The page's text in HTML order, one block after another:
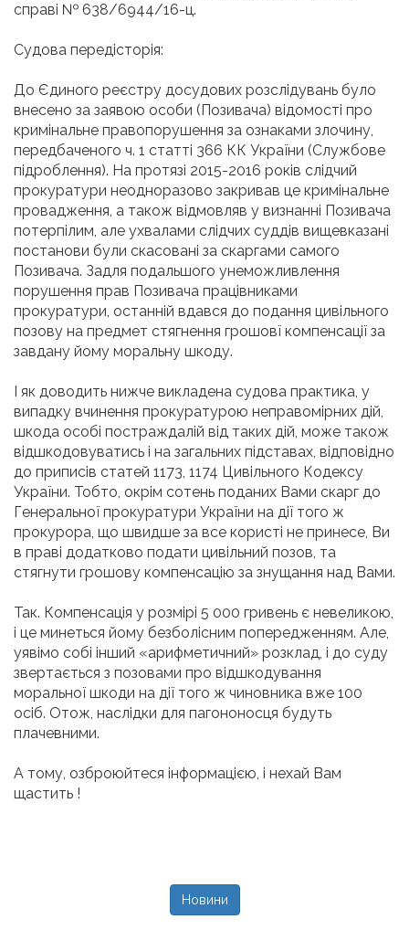
справі № 638/6944/16-ц.
Судова передісторія:
До Єдиного реєстру досудових розслідувань було
внесено за заявою особи (Позивача) відомості про
кримінальне правопорушення за ознаками злочину,
передбаченого ч. 1 статті 366 КК України (Службове
підроблення). На протязі 2015-2016 років слідчий
прокуратури неодноразово закривав це кримінальне
провадження, а також відмовляв у визнанні Позивача
потерпілим, але ухвалами слідчих суддів вищевказані
постанови були скасовані за скаргами самого
Позивача. Задля подальшого унеможливлення
порушення прав Позивача працівниками
прокуратури, останній вдався до подання цивільного
позову на предмет стягнення грошовї компенсації за
завдану йому моральну шкоду.
І як доводить нижче викладена судова практика, у
випадку вчинення прокуратурою неправомірних дій,
шкода особі постраждалій від таких дій, може також
відшкодовуватись і на загальних підставах, відповідно
до приписів статей 1173, 1174 Цивільного Кодексу
України. Тобто, окрім сотень поданих Вами скарг до
Генеральної прокуратури України на дії того ж
прокурора, що швидше за все користі не принесе, Ви
в праві додатково подати цивільний позов, та
стягнути грошову компенсацію за знущання над Вами.
Так. Компенсація у розмірі 5 000 гривень є невеликою,
і це минеться йому безболісним попередженням. Але,
уявімо собі інший «арифметичний» розклад, і до суду
звертається з позовами про відшкодування
моральної шкоди на дії того ж чиновника вже 100
осіб. Отож, наслідки для пагононосця будуть
плачевними.
А тому, озброюйтеся інформацією, і нехай Вам
щастить !
Новини